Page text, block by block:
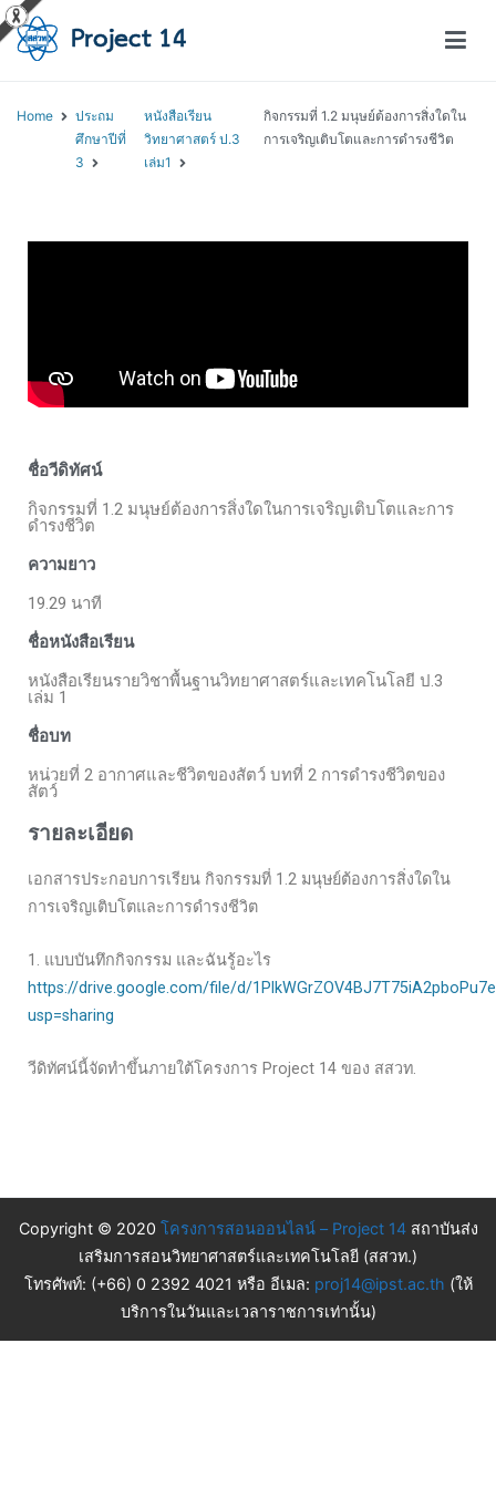
Home
ประถม
ศึกษาปีที่
3
หนังสือเรียน
วิทยาศาสตร์ ป.3
เล่ม1
กิจกรรมที่ 1.2 มนุษย์ต้องการสิ่งใดใน
การเจริญเติบโตและการดำรงชีวิต
ชื่อวีดิทัศน์
กิจกรรมที่ 1.2 มนุษย์ต้องการสิ่งใดในการเจริญเติบโตและการ
ดำรงชีวิต
ความยาว
19.29 นาที
ชื่อหนังสือเรียน
หนังสือเรียนรายวิชาพื้นฐานวิทยาศาสตร์และเทคโนโลยี ป.3
เล่ม 1
ชื่อบท
หน่วยที่ 2 อากาศและชีวิตของสัตว์ บทที่ 2 การดำรงชีวิตของ
สัตว์
รายละเอียด
เอกสารประกอบการเรียน กิจกรรมที่ 1.2 มนุษย์ต้องการสิ่งใดใน
การเจริญเติบโตและการดำรงชีวิต
1. แบบบันทึกกิจกรรม และฉันรู้อะไร
https://drive.google.com/file/d/
usp=sharing
วีดิทัศน์นี้จัดทำขึ้นภายใต้โครงการ Project 14 ของ สสวท.
Copyright © 2020 โครงการสอนออนไลน์ – Project 14สถาบันส่ง
เสริมการสอนวิทยาศาสตร์และเทคโนโลยี (สสวท.)
โทรศัพท์: (+66) 0 2392 4021 หรือ อีเมล: proj14@ipst.ac.th (ให้
บริการในวันและเวลาราชการเท่านั้น)